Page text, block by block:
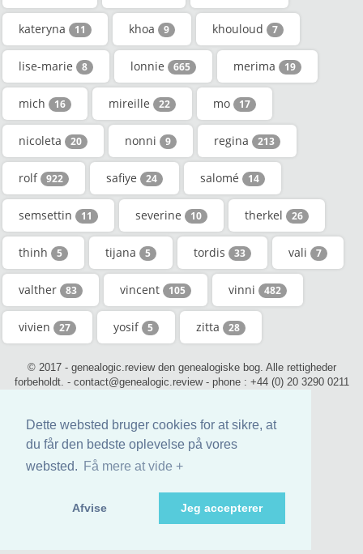
Dette websted bruger cookies for at sikre, at
du får den bedste oplevelse på vores
websted.
Få mere at vide +
Afvise Jeg accepterer
kateryna 11 khoa 9 khouloud 7
lise-marie 8 lonnie 665 merima 19
mich 16 mireille 22 mo 17
nicoleta 20 nonni 9 regina 213
rolf 922 safiye 24 salomé 14
semsettin 11 severine 10 therkel 26
thinh 5 tijana 5 tordis 33 vali 7
valther 83 vincent 105 vinni 482
vivien 27 yosif 5 zitta 28
© 2017 - genealogic.review den genealogiske bog. Alle rettigheder
forbeholdt. - contact@genealogic.review - phone : +44 (0) 20 3290 0211